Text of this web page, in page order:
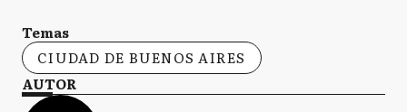
Temas
CIUDAD DE BUENOS AIRES
AUTOR